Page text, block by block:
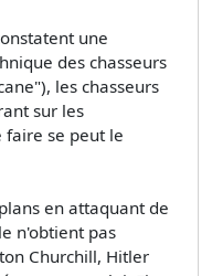
une
des chasseurs
les chasseurs
sur les
se peut le
en attaquant de
n'obtient pas
Churchill, Hitler